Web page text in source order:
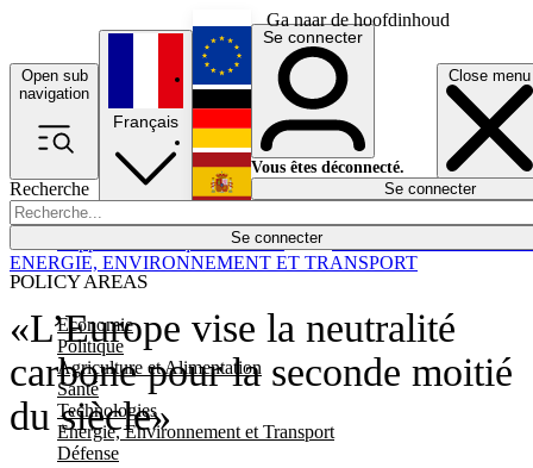
Ga naar de hoofdinhoud
Open sub
navigation
Close menu
Recherche
Se connecter
POLICY AREAS
Economie
Politique
Agriculture et Alimentation
Santé
Technologies
Energie, Environnement et Transport
Défense
Économie
Français
English
Deutsch
Español
Se connecter
Vous êtes déconnecté.
Se connecter
«L’Europe vise la neutralité
carbone pour la seconde moitié
du siècle»
ENERGIE, ENVIRONNEMENT ET TRANSPORT